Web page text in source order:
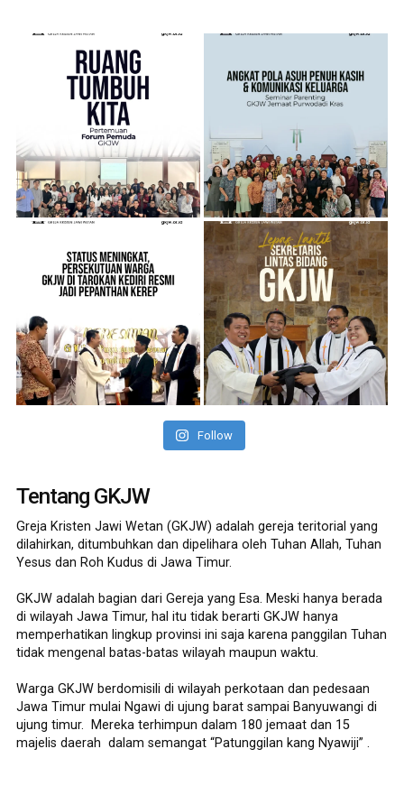
Follow
Tentang GKJW
Greja Kristen Jawi Wetan (GKJW) adalah gereja teritorial yang
dilahirkan, ditumbuhkan dan dipelihara oleh Tuhan Allah, Tuhan
Yesus dan Roh Kudus di Jawa Timur.
GKJW adalah bagian dari Gereja yang Esa. Meski hanya berada
di wilayah Jawa Timur, hal itu tidak berarti GKJW hanya
memperhatikan lingkup provinsi ini saja karena panggilan Tuhan
tidak mengenal batas-batas wilayah maupun waktu.
Warga GKJW berdomisili di wilayah perkotaan dan pedesaan
Jawa Timur mulai Ngawi di ujung barat sampai Banyuwangi di
ujung timur. Mereka terhimpun dalam 180 jemaat dan 15
majelis daerah dalam semangat “Patunggilan kang Nyawiji” .